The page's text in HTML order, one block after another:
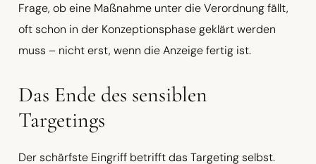
Frage, ob eine Maßnahme unter die Verordnung fällt,
oft schon in der Konzeptionsphase geklärt werden
muss – nicht erst, wenn die Anzeige fertig ist.
Das Ende des sensiblen
Targetings
Der schärfste Eingriff betrifft das Targeting selbst.